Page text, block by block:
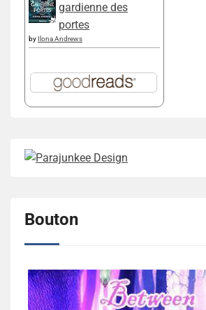
gardienne des
portes
by Ilona Andrews
Bouton